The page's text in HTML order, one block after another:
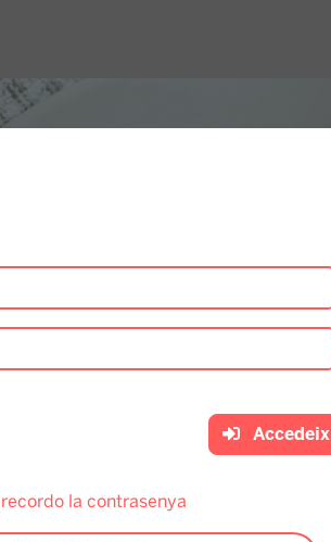
Accedeix
recordo la contrasenya